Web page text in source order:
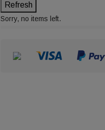
Sorry, no items left.